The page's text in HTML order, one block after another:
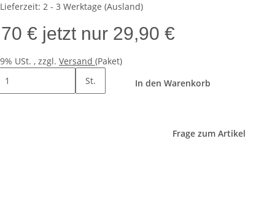
Lieferzeit: 2 - 3 Werktage (Ausland)
€ jetzt nur 29,90 €
USt. , zzgl. Versand (Paket)
St.
In den Warenkorb
Frage zum Artikel